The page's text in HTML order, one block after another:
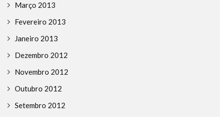
Março 2013
Fevereiro 2013
Janeiro 2013
Dezembro 2012
Novembro 2012
Outubro 2012
Setembro 2012